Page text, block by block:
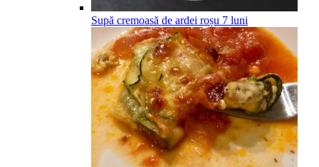
Supă cremoasă de ardei roșu 7 luni